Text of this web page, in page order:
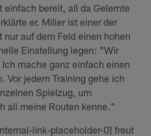
einfach bereit, all da Gelernte
er. Miller ist einer der
auf dem Feld einen hohen
Einstellung legen: "Wir
mache ganz einfach einen
Vor jedem Training gehe ich
Spielzug, um
all meine Routen kenne."
freut